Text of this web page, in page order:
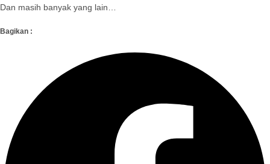
Dan masih banyak yang lain…
Bagikan :